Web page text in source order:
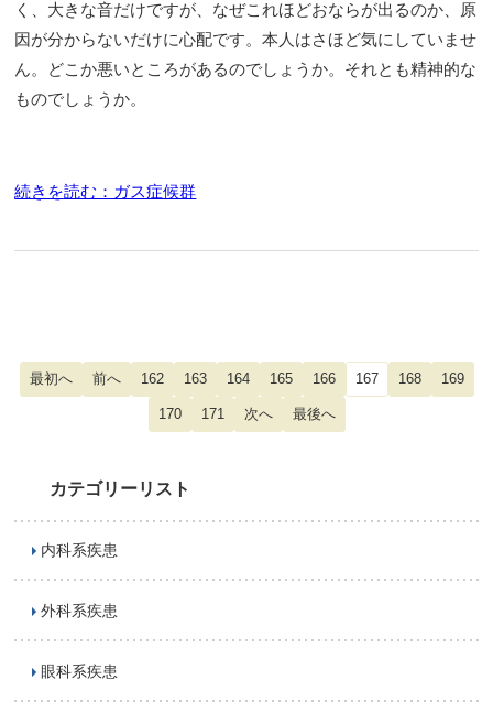
く、大きな音だけですが、なぜこれほどおならが出るのか、原
因が分からないだけに心配です。本人はさほど気にしていませ
ん。どこか悪いところがあるのでしょうか。それとも精神的な
ものでしょうか。
続きを読む：ガス症候群
162 163 164 165 166 167 168 169
170 171
カテゴリーリスト
内科系疾患
外科系疾患
眼科系疾患